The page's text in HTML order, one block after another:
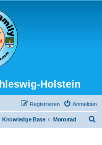
Holstein
Anmelden
Registrieren
Knowledge Base Motorrad